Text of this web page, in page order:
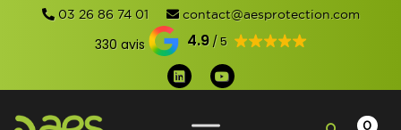
03 26 86 74 01 contact@aesprotection.com
330 avis 4.9
0